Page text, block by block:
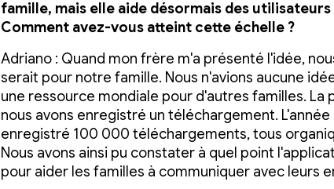
famille, mais elle aide désormais des utilisateurs
Comment avez-vous atteint cette échelle ?
Adriano : Quand mon frère m'a présenté l'idée,
serait pour notre famille. Nous n'avions aucune
une ressource mondiale pour d'autres familles. La
nous avons enregistré un téléchargement. L'année
enregistré 100 000 téléchargements, tous
Nous avons ainsi pu constater à quel point
pour aider les familles à communiquer avec leurs